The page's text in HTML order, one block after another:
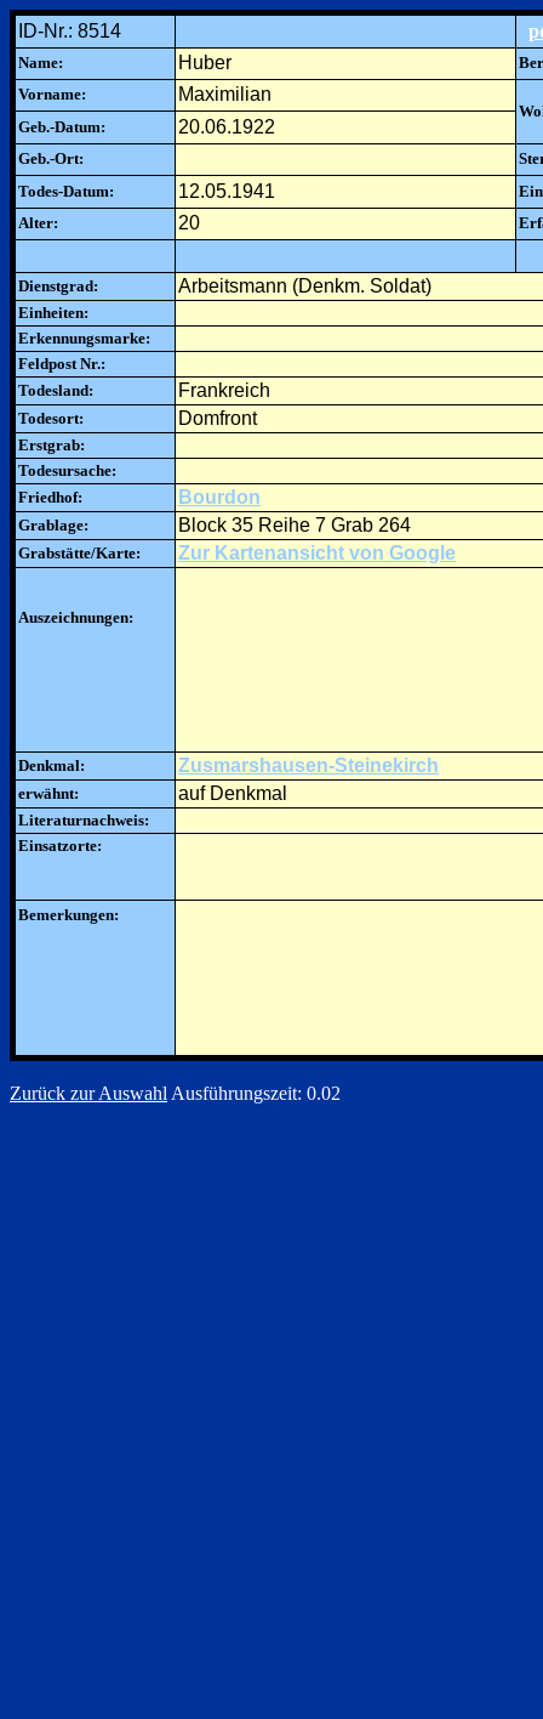
ID-Nr.: 8514
Name: Huber
Vorname:
Maximilian
Geb.-Datum:
20.06.1922
Geb.-Ort:
Todes-Datum:
12.05.1941
Alter:
20
Dienstgrad: Arbeitsmann (Denkm. Soldat)
Einheiten:
Erkennungsmarke:
Feldpost Nr.:
Todesland:
Frankreich
Todesort: Domfront
Erstgrab:
Todesursache:
Friedhof:
Bourdon
Grablage: Block 35 Reihe 7 Grab 264
Grabstätte/Karte: Zur Kartenansicht von Google
Auszeichnungen:
Denkmal: Zusmarshausen-Steinekirch
erwähnt: auf Denkmal
Literaturnachweis:
Einsatzorte:
Bemerkungen:
Zurück zur Auswahl Ausführungszeit: 0.02